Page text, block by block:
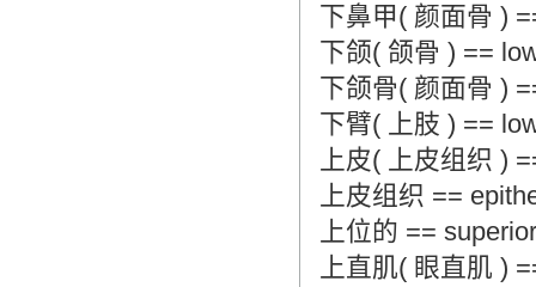
下鼻甲( 颜面骨 )
下颌( 颌骨 ) ==
下颌骨( 颜面骨 )
下臂( 上肢 ) ==
上皮( 上皮组织 )
上皮组织 ==
上位的 == superior
上直肌( 眼直肌 )